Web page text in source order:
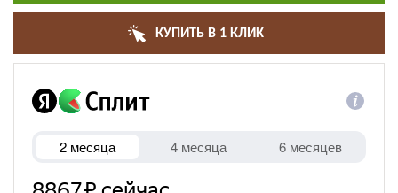
КУПИТЬ В 1 КЛИК